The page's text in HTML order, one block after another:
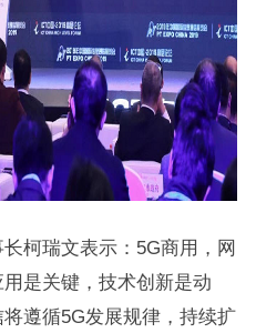
柯瑞文表示：5G商用，网
是关键，技术创新是动
遵循5G发展规律，持续扩